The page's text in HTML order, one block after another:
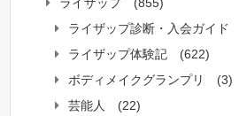
ライザップ診断・入会ガイド
ライザップ体験記
(622)
ボディメイクグランプリ
(3)
芸能人
(22)